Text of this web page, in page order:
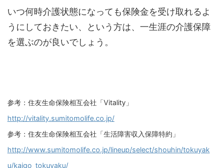
いつ何時介護状態になっても保険金を受け取れるよ
うにしておきたい、という方は、一生涯の介護保障
を選ぶのが良いでしょう。
参考：住友生命保険相互会社「Vitality」
http://vitality.sumitomolife.co.jp/
参考：住友生命保険相互会社「生活障害収入保障特約」
http://www.sumitomolife.co.jp/lineup/select/shouhin/tokuyak
u/kaigo_tokuyaku/